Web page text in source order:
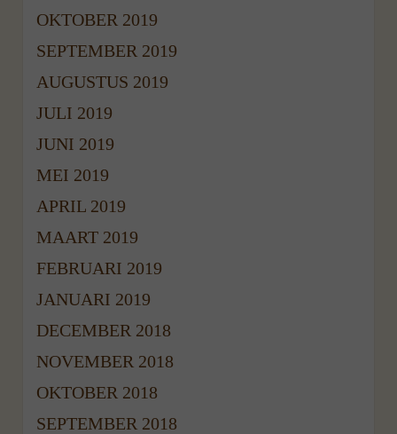
OKTOBER 2019
SEPTEMBER 2019
AUGUSTUS 2019
JULI 2019
JUNI 2019
MEI 2019
APRIL 2019
MAART 2019
FEBRUARI 2019
JANUARI 2019
DECEMBER 2018
NOVEMBER 2018
OKTOBER 2018
SEPTEMBER 2018